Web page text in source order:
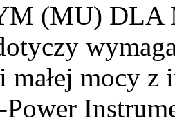
(MU) DLA
małej mocy